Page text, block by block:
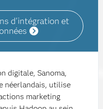
d'intégration et
digitale, Sanoma,
néerlandais, utilise
marketing